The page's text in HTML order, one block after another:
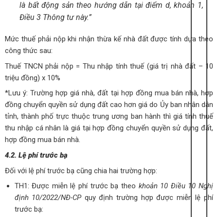
là bất động sản theo hướng dẫn tại điểm d, khoản 1,
Điều 3 Thông tư này.”
Mức thuế phải nộp khi nhận thừa kế nhà đất được tính dựa theo
công thức sau:
Thuế TNCN phải nộp = Thu nhập tính thuế (giá trị nhà đất – 10
triệu đồng) x 10%
*Lưu ý: Trường hợp giá nhà, đất tại hợp đồng mua bán nhà, hợp
đồng chuyển quyền sử dụng đất cao hơn giá do Ủy ban nhân dân
tỉnh, thành phố trực thuộc trung ương ban hành thì giá tính thuế
thu nhập cá nhân là giá tại hợp đồng chuyển quyền sử dụng đất,
hợp đồng mua bán nhà.
4.2. Lệ phí trước bạ
Đối với lệ phí trước bạ cũng chia hai trường hợp:
TH1: Được miễn lệ phí trước bạ theo khoản 10 Điều 10 Nghị
định 10/2022/NĐ-CPquy định trường hợp được miễn lệ phí
trước bạ: